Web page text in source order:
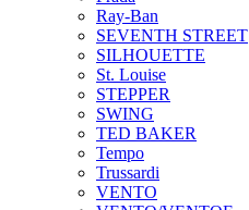
Ray-Ban
SEVENTH STREET
SILHOUETTE
St. Louise
STEPPER
SWING
TED BAKER
Tempo
Trussardi
VENTO